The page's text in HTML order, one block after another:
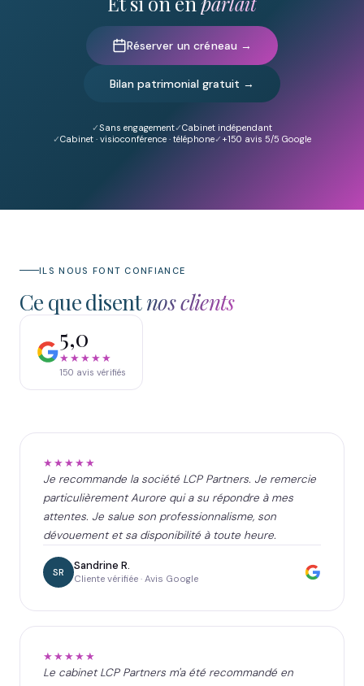
Réserver un créneau →
Bilan patrimonial gratuit →
Sans engagement
Cabinet indépendant
Cabinet · visioconférence · téléphone
+150 avis 5/5 Google
ILS NOUS FONT CONFIANCE
Ce que disentnos clients
5,0
★★★★★
150 avis vérifiés
★★★★★
Je recommande la société LCP Partners. Je remercie
particulièrement Aurore qui a su répondre à mes
attentes. Je salue son professionnalisme, son
dévouement et sa disponibilité à toute heure.
SR Sandrine R.
Cliente vérifiée · Avis Google
★★★★★
Le cabinet LCP Partners m'a été recommandé en